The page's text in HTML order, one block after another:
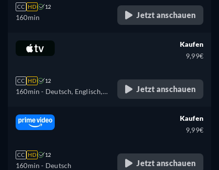
CC HD 12
160min Jetzt anschauen
CC HD 12
160min - Deutsch, Englisch,
Kaufen
9,99€
Jetzt anschauen
CC HD 12
160min - Deutsch
Kaufen
9,99€
Jetzt anschauen